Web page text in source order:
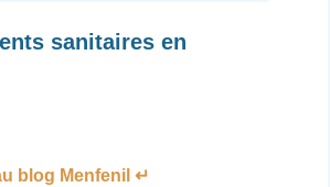
sanitaires en
blog Menfenil ↵